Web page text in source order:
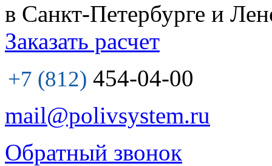
в Санкт-Петербурге и
Заказать расчет
+7 (812) 454-04-00
mail@polivsystem.ru
Обратный звонок